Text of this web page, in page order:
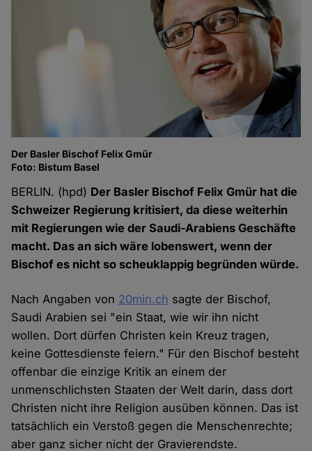
Der Basler Bischof Felix Gmür
Foto: Bistum Basel
BERLIN. (hpd) Der Basler Bischof Felix Gmür hat die
Schweizer Regierung kritisiert, da diese weiterhin
mit Regierungen wie der Saudi-Arabiens Geschäfte
macht. Das an sich wäre lobenswert, wenn der
Bischof es nicht so scheuklappig begründen würde.
Nach Angaben von 20min.ch sagte der Bischof,
Saudi Arabien sei "ein Staat, wie wir ihn nicht
wollen. Dort dürfen Christen kein Kreuz tragen,
keine Gottesdienste feiern." Für den Bischof besteht
offenbar die einzige Kritik an einem der
unmenschlichsten Staaten der Welt darin, dass dort
Christen nicht ihre Religion ausüben können. Das ist
tatsächlich ein Verstoß gegen die Menschenrechte;
aber ganz sicher nicht der Gravierendste.